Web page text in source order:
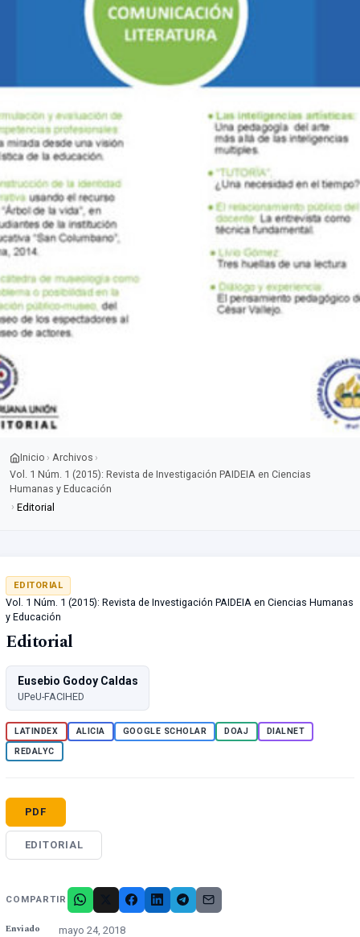
Inicio › Archivos ›
Vol. 1 Núm. 1 (2015): Revista de Investigación PAIDEIA en Ciencias
Humanas y Educación
› Editorial
EDITORIAL
Vol. 1 Núm. 1 (2015): Revista de Investigación PAIDEIA en Ciencias Humanas
y Educación
Editorial
Eusebio Godoy Caldas
UPeU-FACIHED
LATINDEX ALICIA GOOGLE SCHOLAR DOAJ
DIALNET
REDALYC
PDF
EDITORIAL
COMPARTIR
Enviado mayo 24, 2018